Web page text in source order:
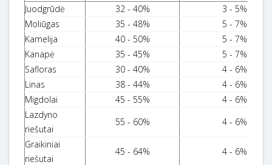
Juodgrūdė
32 - 40%
3 - 5%
Moliūgas
35 - 48%
5 - 7%
Kamelija
40 - 50%
5 - 7%
Kanapė
35 - 45%
5 - 7%
Safloras
30 - 40%
4 - 6%
Linas
38 - 44%
4 - 6%
Migdolai
45 - 55%
4 - 6%
Lazdyno
riešutai
55 - 60%
4 - 6%
Graikiniai
riešutai
45 - 64%
4 - 6%